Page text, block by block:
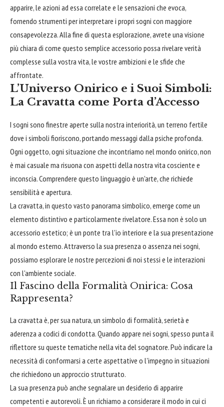
apparire, le azioni ad essa correlate e le sensazioni che evoca,
fornendo strumenti per interpretare i propri sogni con maggiore
consapevolezza. Alla fine di questa esplorazione, avrete una visione
più chiara di come questo semplice accessorio possa rivelare verità
complesse sulla vostra vita, le vostre ambizioni e le sfide che
affrontate.
L’Universo Onirico e i Suoi Simboli:
La Cravatta come Porta d’Accesso
I sogni sono finestre aperte sulla nostra interiorità, un terreno fertile
dove i simboli fioriscono, portando messaggi dalla psiche profonda.
Ogni oggetto, ogni situazione che incontriamo nel mondo onirico, non
è mai casuale ma risuona con aspetti della nostra vita cosciente e
inconscia. Comprendere questo linguaggio è un'arte, che richiede
sensibilità e apertura.
La cravatta, in questo vasto panorama simbolico, emerge come un
elemento distintivo e particolarmente rivelatore. Essa non è solo un
accessorio estetico; è un ponte tra l'io interiore e la sua presentazione
al mondo esterno. Attraverso la sua presenza o assenza nei sogni,
possiamo esplorare le nostre percezioni di noi stessi e le interazioni
con l'ambiente sociale.
Il Fascino della Formalità Onirica: Cosa
Rappresenta?
La cravatta è, per sua natura, un simbolo di formalità, serietà e
aderenza a codici di condotta. Quando appare nei sogni, spesso punta il
riflettore su queste tematiche nella vita del sognatore. Può indicare la
necessità di conformarsi a certe aspettative o l'impegno in situazioni
che richiedono un approccio strutturato.
La sua presenza può anche segnalare un desiderio di apparire
competenti e autorevoli. È un richiamo a considerare il modo in cui ci